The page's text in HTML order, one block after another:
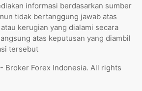
informasi berdasarkan sumber
tidak bertanggung jawab atas
kerugian yang dialami secara
atas keputusan yang diambil
tersebut
Broker Forex Indonesia. All rights